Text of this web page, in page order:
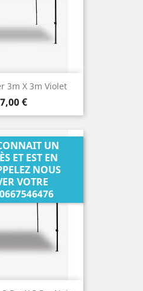
3m X 3m Violet
€
UN
ET EST EN
NOUS
VOTRE